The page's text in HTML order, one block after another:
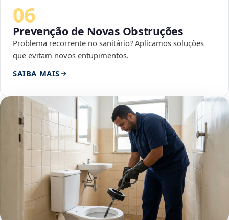
06
Prevenção de Novas Obstruções
Problema recorrente no sanitário? Aplicamos soluções
que evitam novos entupimentos.
SAIBA MAIS